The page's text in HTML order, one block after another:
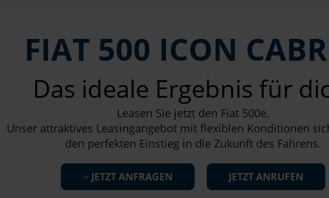
FIAT 500 ICON
Das ideale Ergebnis für
Leasen Sie jetzt den Fiat 500e.
Unser attraktives Leasingangebot mit flexiblen Konditionen
den perfekten Einstieg in die Zukunft des Fahrens.
JETZT ANFRAGEN JETZT ANRUFEN